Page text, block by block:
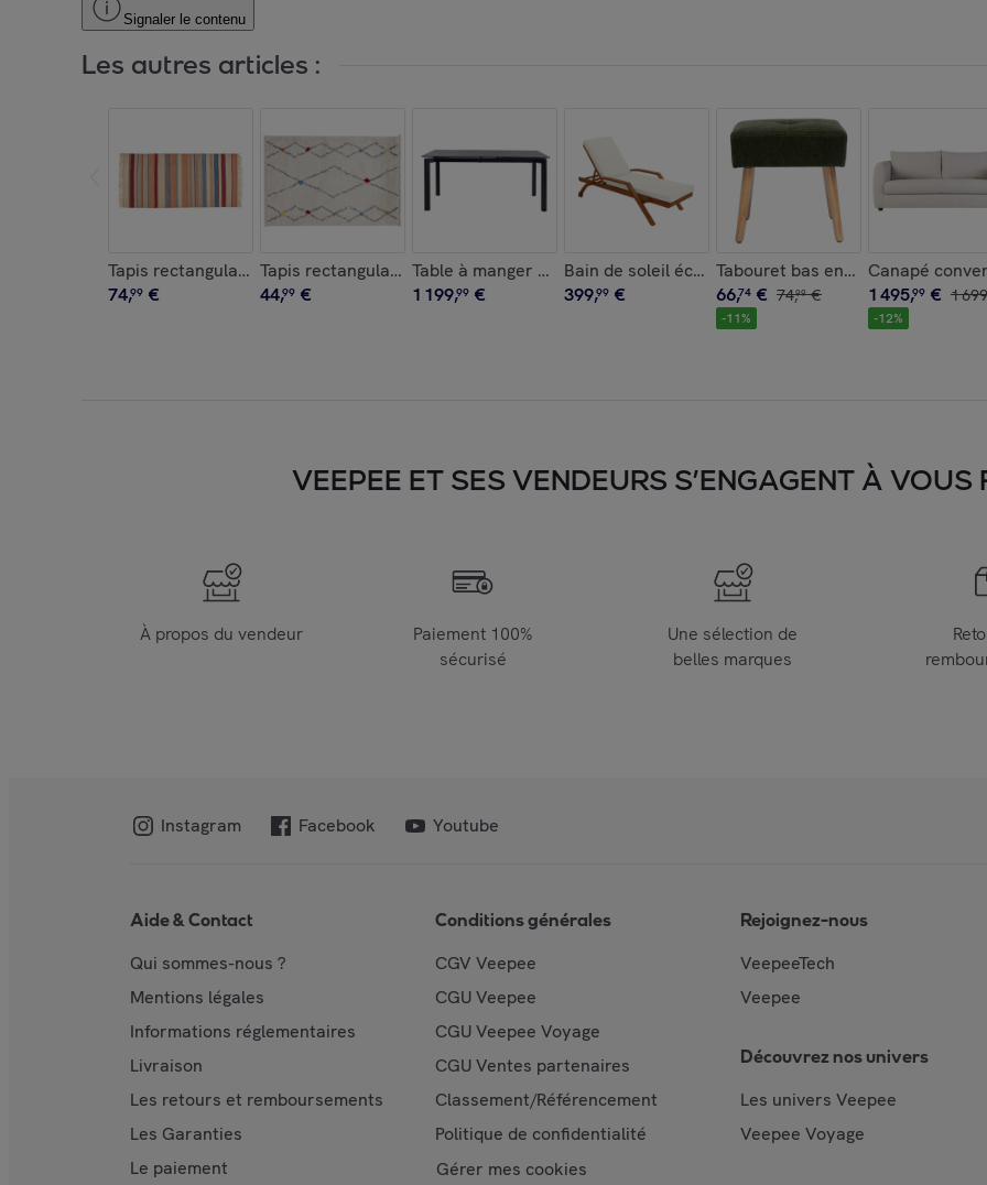
Signaler le contenu
Les autres articles :
Tapis rectangulaire rayé multicolore en coton 60 x 120 cm SUPLA
74,99 €
Tapis rectangulaire à motifs losanges 60 x 120 cm LIO
44,99 €
Table à manger extensible en céramique noire et métal L180-240 cm
1 199,99 €
Bain de soleil écru et bois massif MALAGA
399,99 €
Tabouret bas en tissu effet
66,74 € 74,99 €
-11%
Canapé
1495,99 € 1699
-12%
VEEPEE ET SES VENDEURS S’ENGAGENT À VOUS
À propos du vendeur
Paiement 100%
sécurisé
Une sélection de
belles marques
Instagram Facebook Youtube
Aide & Contact
Qui sommes-nous ?
Mentions légales
Informations réglementaires
Livraison
Les retours et remboursements
Les Garanties
Le paiement
Conditions générales
CGV Veepee
CGU Veepee
CGU Veepee Voyage
CGU Ventes partenaires
Classement/Référencement
Politique de confidentialité
Gérer mes cookies
Rejoignez-nous
VeepeeTech
Veepee
Découvrez nos univers
Les univers Veepee
Veepee Voyage